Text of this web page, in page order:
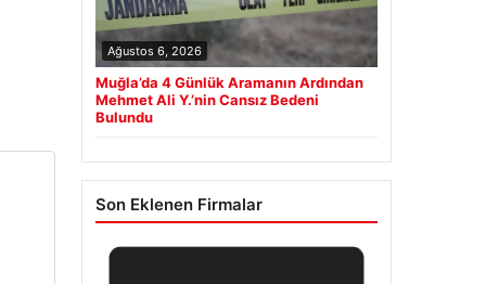
Ağustos 6, 2026
Muğla’da 4 Günlük Aramanın Ardından
Mehmet Ali Y.’nin Cansız Bedeni
Bulundu
Son Eklenen Firmalar